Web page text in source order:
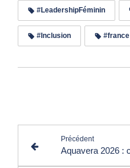
#LeadershipFéminin
#Inclusion #france
Précédent